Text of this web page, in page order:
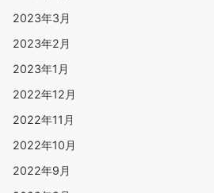
2023年3月
2023年2月
2023年1月
2022年12月
2022年11月
2022年10月
2022年9月